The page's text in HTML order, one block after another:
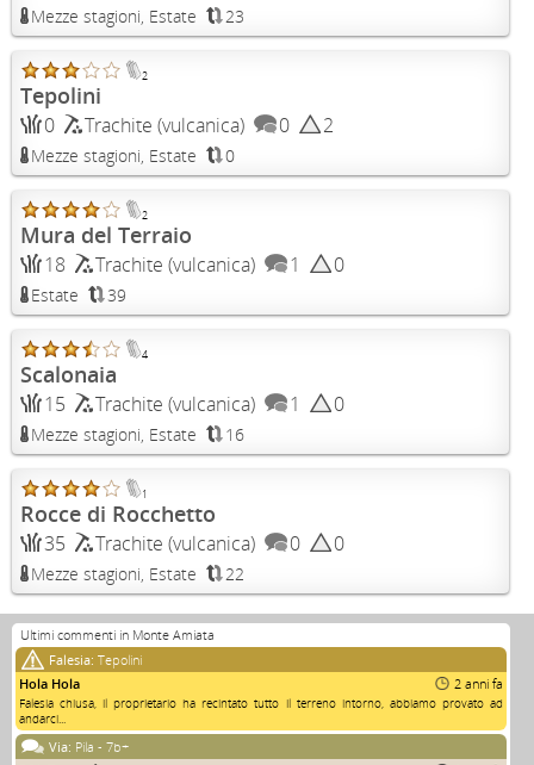
Mezze stagioni, Estate 23
2
Tepolini
0 Trachite (vulcanica) 0 2
Mezze stagioni, Estate 0
2
Mura del Terraio
18 Trachite (vulcanica) 1 0
Estate 39
4
Scalonaia
15 Trachite (vulcanica) 1 0
Mezze stagioni, Estate 16
1
Rocce di Rocchetto
35 Trachite (vulcanica) 0 0
Mezze stagioni, Estate 22
Ultimi commenti in Monte Amiata
Falesia: Tepolini
Hola Hola
2 anni fa
Falesia chiusa, il proprietario ha recintato tutto il terreno intorno, abbiamo provato ad
andarci...
Via: Pila - 7b+